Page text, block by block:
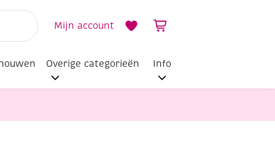
Mijn account
Overige categorieën Info